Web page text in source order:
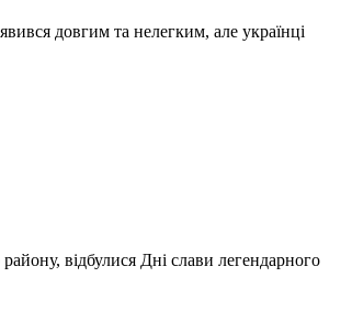
довгим та нелегким, але українці
відбулися Дні слави легендарного